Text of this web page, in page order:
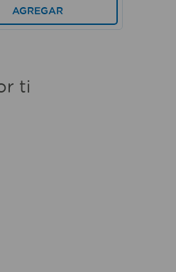
AGREGAR
ti